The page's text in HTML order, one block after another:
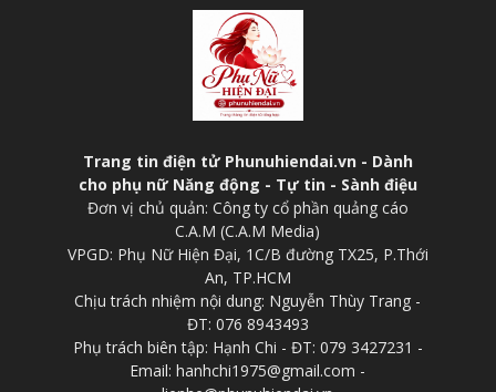
Trang tin điện tử Phunuhiendai.vn - Dành
cho phụ nữ Năng động - Tự tin - Sành điệu
Đơn vị chủ quản: Công ty cổ phần quảng cáo
C.A.M (C.A.M Media)
VPGD: Phụ Nữ Hiện Đại, 1C/B đường TX25, P.Thới
An, TP.HCM
Chịu trách nhiệm nội dung: Nguyễn Thùy Trang -
ĐT: 076 8943493
Phụ trách biên tập: Hạnh Chi - ĐT: 079 3427231 -
Email: hanhchi1975@gmail.com -